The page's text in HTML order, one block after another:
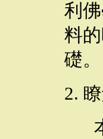
利
料
礎。
2.